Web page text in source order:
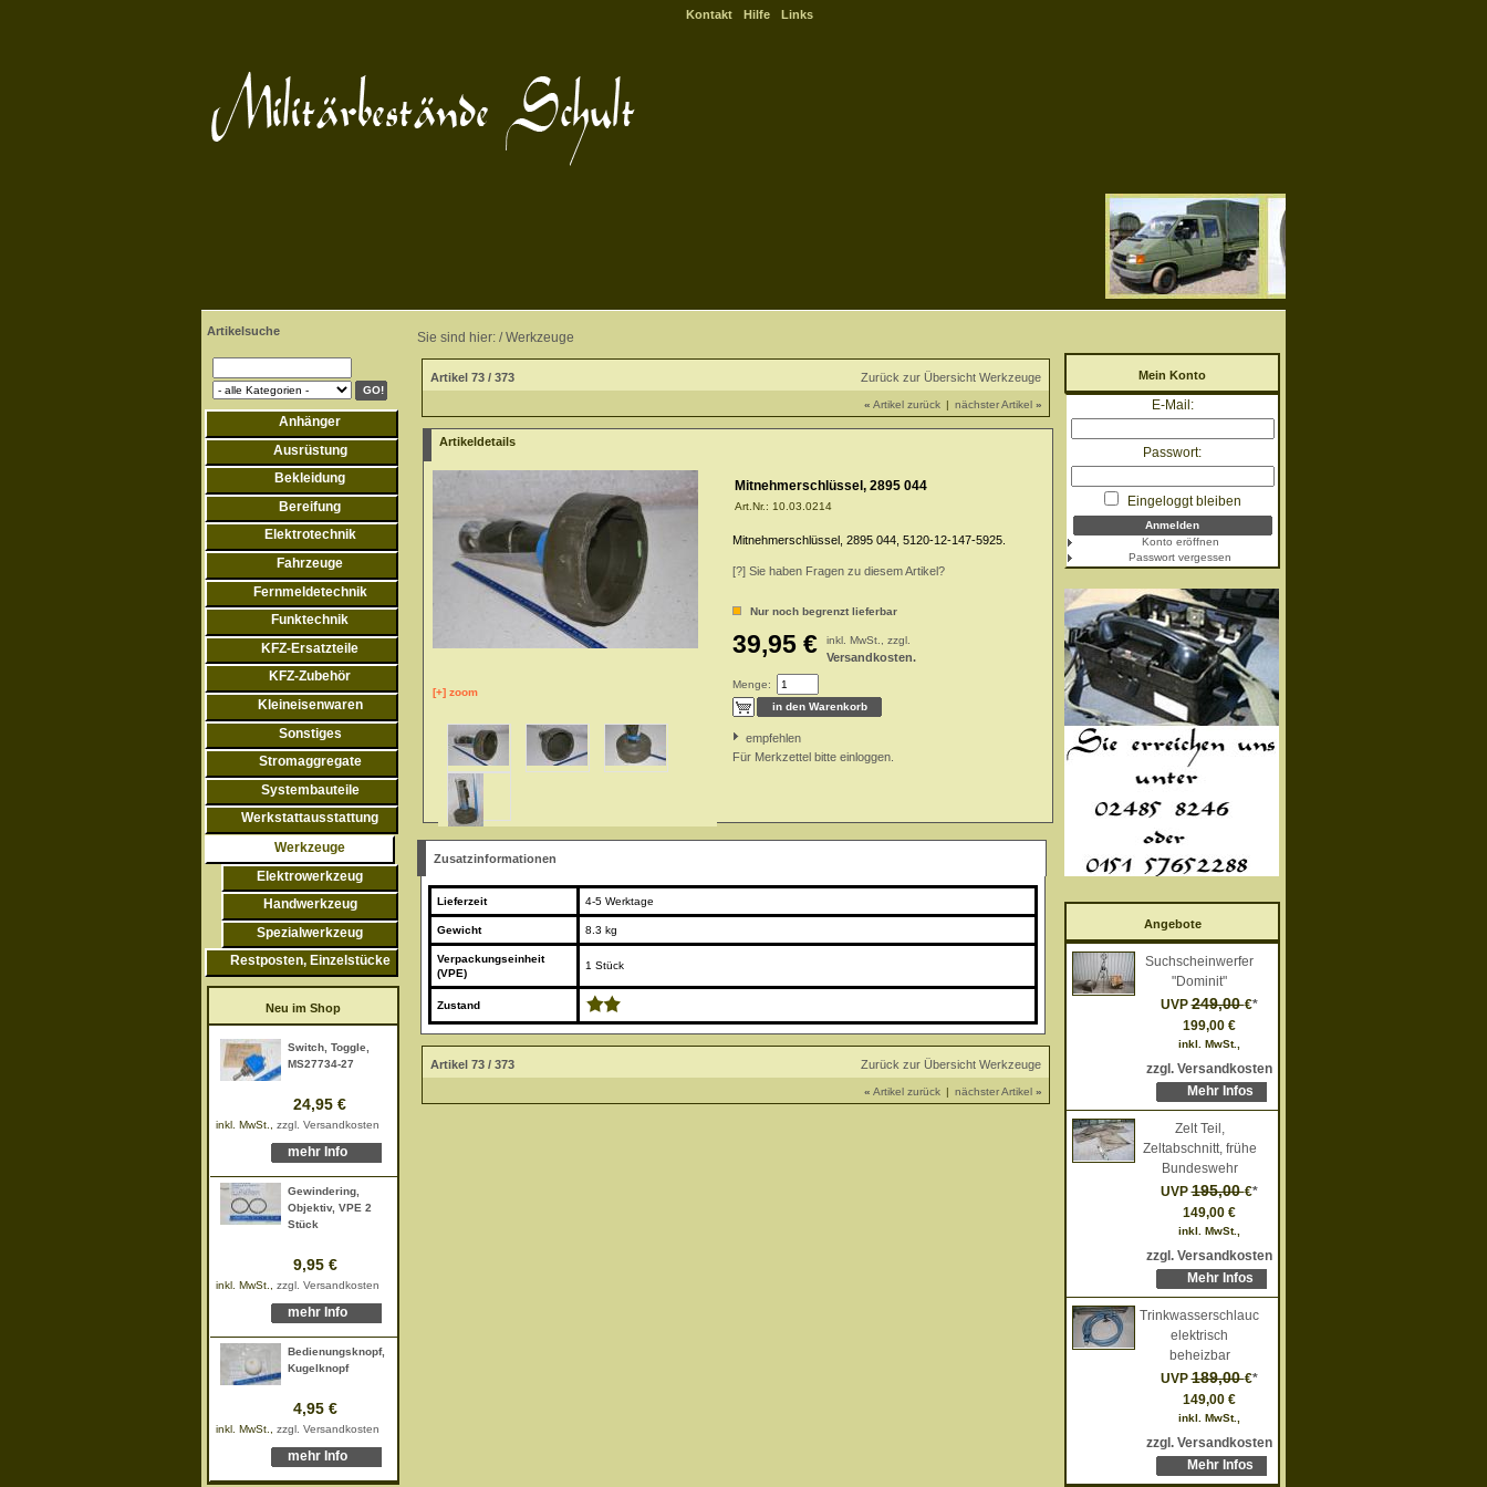
Kontakt Hilfe Links
Artikelsuche
Anhänger
Ausrüstung
Bekleidung
Bereifung
Elektrotechnik
Fahrzeuge
Fernmeldetechnik
Funktechnik
KFZ-Ersatzteile
KFZ-Zubehör
Kleineisenwaren
Sonstiges
Stromaggregate
Systembauteile
Werkstattausstattung
Werkzeuge
Elektrowerkzeug
Handwerkzeug
Spezialwerkzeug
Restposten, Einzelstücke
Neu im Shop
Switch, Toggle,
MS27734-27
24,95 €
inkl. MwSt., zzgl. Versandkosten
mehr Info
Gewindering,
Objektiv, VPE 2
Stück
9,95 €
inkl. MwSt., zzgl. Versandkosten
mehr Info
Bedienungsknopf,
Kugelknopf
4,95 €
inkl. MwSt., zzgl. Versandkosten
mehr Info
Sie sind hier: /Werkzeuge
Mein Konto
E-Mail:
Passwort:
Eingeloggt bleiben
Konto eröffnen
Passwort vergessen
Angebote
Suchscheinwerfer
"Dominit"
UVP249,00€*
199,00 €
inkl. MwSt.,
zzgl. Versandkosten
Mehr Infos
Zelt Teil,
Zeltabschnitt, frühe
Bundeswehr
UVP195,00€*
149,00 €
inkl. MwSt.,
zzgl. Versandkosten
Mehr Infos
Trinkwasserschlauch,
elektrisch
beheizbar
UVP189,00€*
149,00 €
inkl. MwSt.,
zzgl. Versandkosten
Mehr Infos
Artikel 73 / 373 Zurück zur Übersicht Werkzeuge
« Artikel zurück | nächster Artikel »
Artikeldetails
Mitnehmerschlüssel, 2895 044
Art.Nr.: 10.03.0214
[+] zoom
Mitnehmerschlüssel, 2895 044, 5120-12-147-5925.
[?] Sie haben Fragen zu diesem Artikel?
Nur noch begrenzt lieferbar
39,95 € inkl. MwSt., zzgl.
Versandkosten.
Menge:
empfehlen
Für Merkzettel bitte einloggen.
Zusatzinformationen
Lieferzeit 4-5 Werktage
Gewicht 8.3 kg
Verpackungseinheit
(VPE)
1 Stück
Zustand
Artikel 73 / 373 Zurück zur Übersicht Werkzeuge
« Artikel zurück | nächster Artikel »